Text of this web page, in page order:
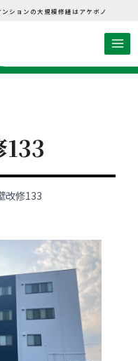
ションの大規模修繕はアケボノ
改修133